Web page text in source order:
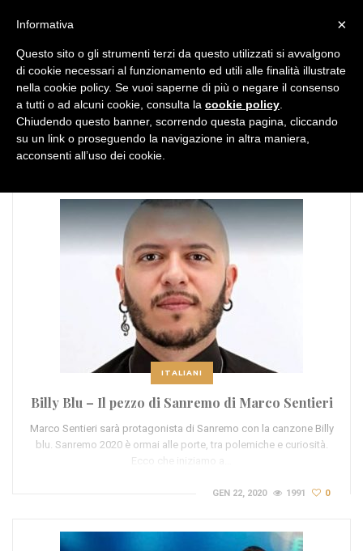
CATEGORIA: Sanremo
ITALIANI
Billy Blu – Il pezzo di Sanremo di Marco Sentieri
Marco Sentieri sarà protagonista di Sanremo con la canzone Billy
blu. Sanremo 2020 è ormai alle porte, tra polemiche e curiosità.
Ecco che iniziamo a…
GEN 22, 2020 1991 0
×
Informativa
Questo sito o gli strumenti terzi da questo utilizzati si avvalgono
di cookie necessari al funzionamento ed utili alle finalità illustrate
nella cookie policy. Se vuoi saperne di più o negare il consenso
a tutti o ad alcuni cookie, consulta la cookie policy
Chiudendo questo banner, scorrendo questa pagina, cliccando
su un link o proseguendo la navigazione in altra maniera,
acconsenti all’uso dei cookie.